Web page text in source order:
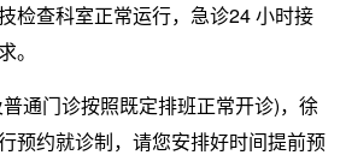
检查科室正常运行，急诊24 小时接
。
门诊按照既定排班正常开诊)，徐
预约就诊制，请您安排好时间提前预